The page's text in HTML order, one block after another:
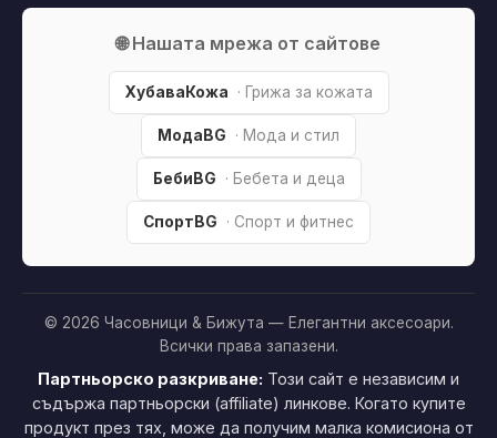
🌐 Нашата мрежа от сайтове
ХубаваКожа · Грижа за кожата
МодаBG · Мода и стил
БебиBG · Бебета и деца
СпортBG · Спорт и фитнес
© 2026 Часовници & Бижута — Елегантни аксесоари.
Всички права запазени.
Партньорско разкриване: Този сайт е независим и
съдържа партньорски (affiliate) линкове. Когато купите
продукт през тях, може да получим малка комисиона от